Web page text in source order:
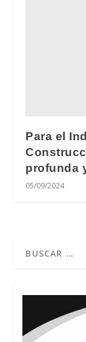
Para el
profunda
05/09/2024